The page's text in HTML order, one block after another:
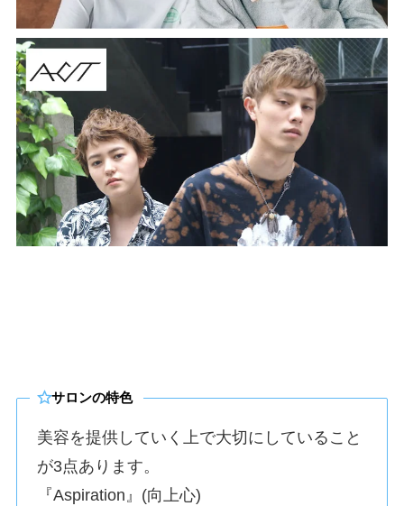
サロンの特色
美容を提供していく上で大切にしていること
が3点あります。
『Aspiration』(向上心)